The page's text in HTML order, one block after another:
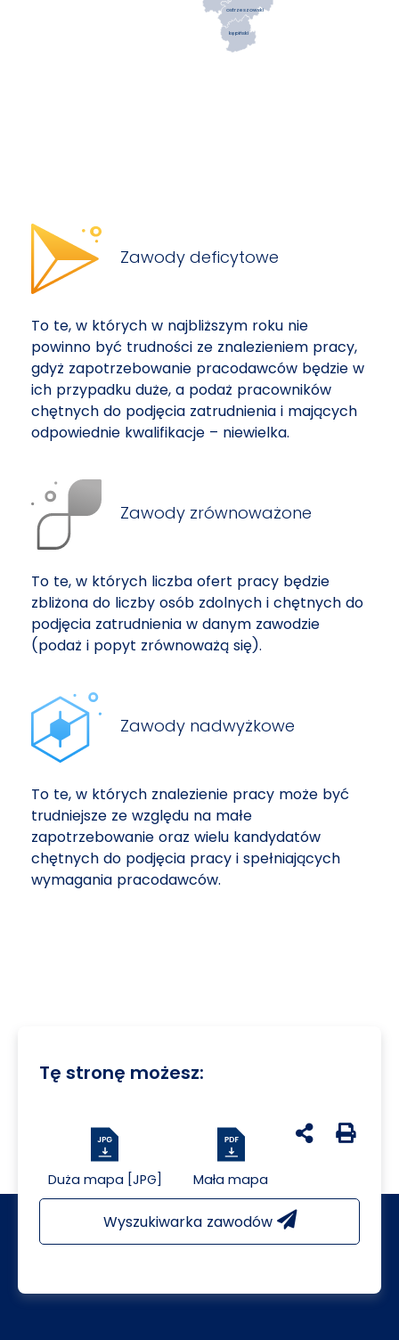
kępiński
ostrzeszowski
Zawody deficytowe
To te, w których w najbliższym roku nie
powinno być trudności ze znalezieniem pracy,
gdyż zapotrzebowanie pracodawców będzie w
ich przypadku duże, a podaż pracowników
chętnych do podjęcia zatrudnienia i mających
odpowiednie kwalifikacje – niewielka.
Zawody zrównoważone
To te, w których liczba ofert pracy będzie
zbliżona do liczby osób zdolnych i chętnych do
podjęcia zatrudnienia w danym zawodzie
(podaż i popyt zrównoważą się).
Zawody nadwyżkowe
To te, w których znalezienie pracy może być
trudniejsze ze względu na małe
zapotrzebowanie oraz wielu kandydatów
chętnych do podjęcia pracy i spełniających
wymagania pracodawców.
Tę stronę możesz:
Duża mapa [JPG] Mała mapa
udostępnij na
Generuj
Wyszukiwarka zawodów